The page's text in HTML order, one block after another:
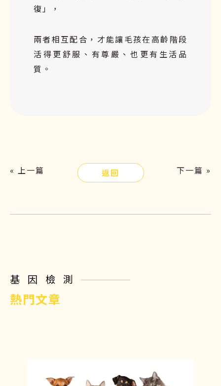
復」，
兩者相互配合，才能讓毛孩在高齡階段
活得更舒服、有尊嚴、也更有生活品
質。
« 上一篇 返回 下一篇 »
基因檢測
熱門文章